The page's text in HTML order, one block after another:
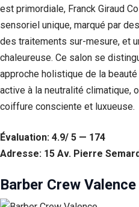
est primordiale, Franck Giraud
sensoriel unique, marqué par
des traitements sur-mesure, et
chaleureuse. Ce salon se
approche holistique de la
active à la neutralité climatique,
coiffure consciente et luxueuse.
Évaluation: 4.9/ 5 — 174
Adresse: 15 Av. Pierre
Barber Crew Valence